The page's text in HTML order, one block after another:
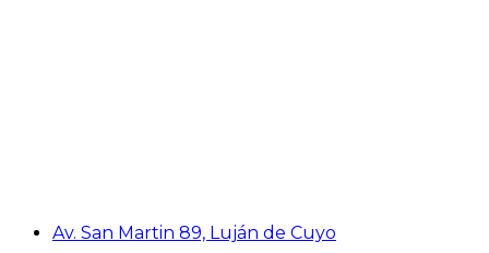
Av. San Martin 89, Luján de Cuyo